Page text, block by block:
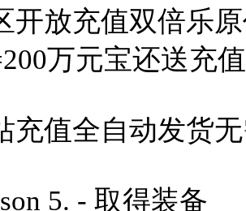
开放充值双倍乐
万元宝还送充
充值全自动发货
5. - 取得装备